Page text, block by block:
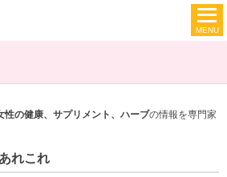
性の健康、サプリメント、ハーブの情報を専門家
れこれ